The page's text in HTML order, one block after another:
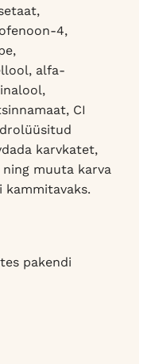
4,
alfa-
CI
karvkatet,
muuta karva
kammitavaks.
pakendi